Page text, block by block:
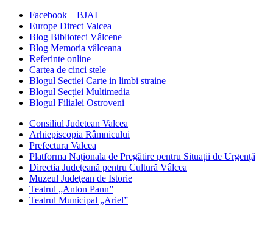
Facebook – BJAI
Europe Direct Valcea
Blog Biblioteci Vâlcene
Blog Memoria vâlceana
Referinte online
Cartea de cinci stele
Blogul Sectiei Carte in limbi straine
Blogul Secției Multimedia
Blogul Filialei Ostroveni
Consiliul Judetean Valcea
Arhiepiscopia Râmnicului
Prefectura Valcea
Platforma Naționala de Pregătire pentru Situații de Urgență
Directia Judeţeană pentru Cultură Vâlcea
Muzeul Judeţean de Istorie
Teatrul „Anton Pann”
Teatrul Municipal „Ariel”